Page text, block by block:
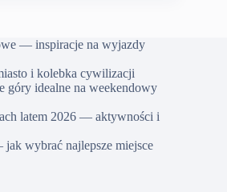
— inspiracje na wyjazdy
i kolebka cywilizacji
idealne na weekendowy
latem 2026 — aktywności i
wybrać najlepsze miejsce